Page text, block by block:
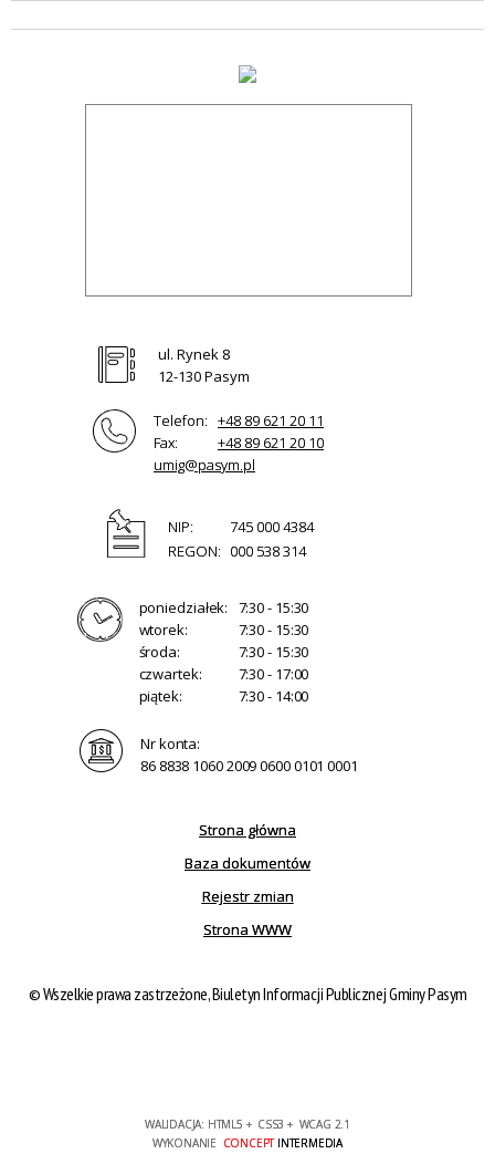
ul. Rynek 8
12-130 Pasym
Telefon: +48 89 621 20 11
Fax:
+48 89 621 20 10
umig@pasym.pl
NIP:
745 000 4384
REGON: 000 538 314
poniedziałek:
7:30 - 15:30
wtorek:
7:30 - 15:30
środa:
7:30 - 15:30
czwartek:
7:30 - 17:00
piątek:
7:30 - 14:00
Nr konta:
86 8838 1060 2009 0600 0101 0001
Strona główna
Baza dokumentów
Rejestr zmian
Strona WWW
© Wszelkie prawa zastrzeżone, Biuletyn Informacji Publicznej Gminy Pasym
WALIDACJA: HTML5 + CSS3 + WCAG 2.1
WYKONANIE CONCEPTINTERMEDIA